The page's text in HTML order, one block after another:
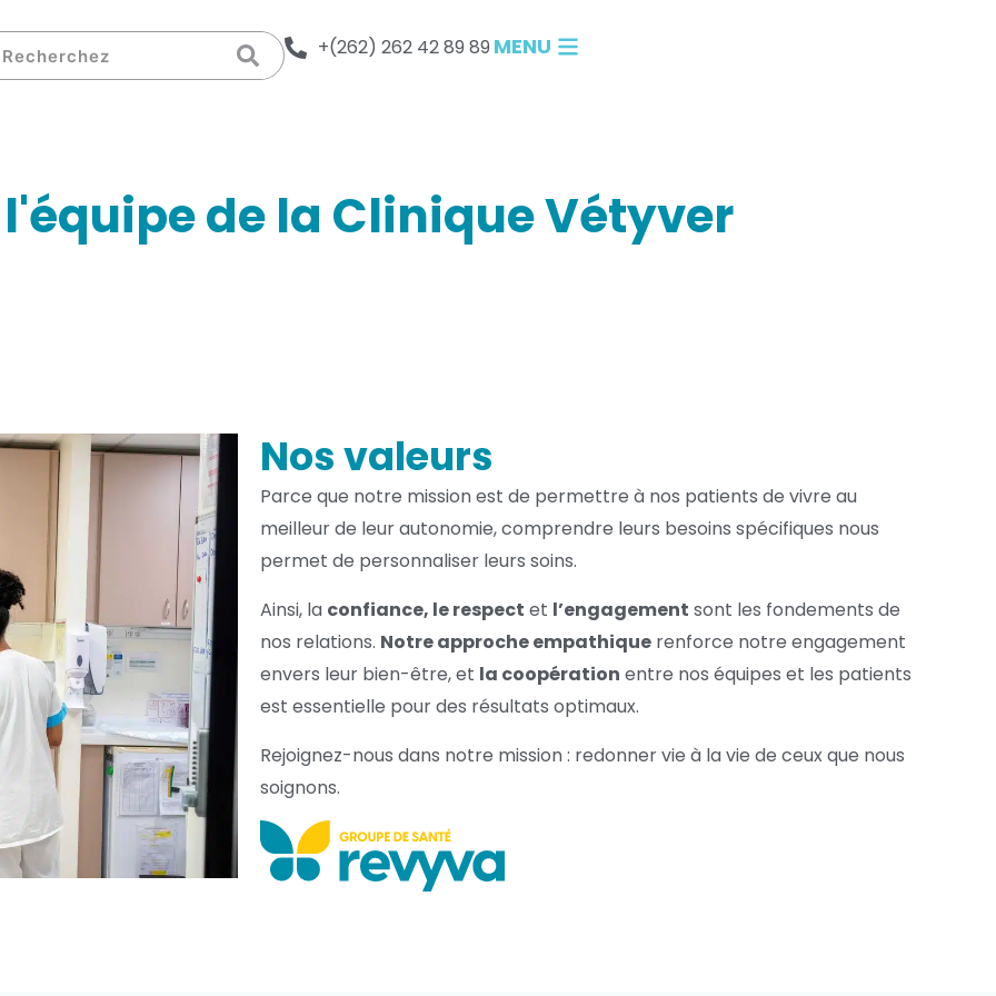
+(262) 262 42 89 89 MENU Ouvrir Menu
de la Clinique Vétyver
Nos valeurs
Parce que notre mission est de permettre à nos patients de vivre au
meilleur de leur autonomie, comprendre leurs besoins spécifiques nous
permet de personnaliser leurs soins.
Ainsi, la confiance, le respect et l’engagement sont les fondements de
nos relations. Notre approche empathique renforce notre engagement
envers leur bien-être, et la coopération entre nos équipes et les patients
est essentielle pour des résultats optimaux.
Rejoignez-nous dans notre mission : redonner vie à la vie de ceux que nous
soignons.